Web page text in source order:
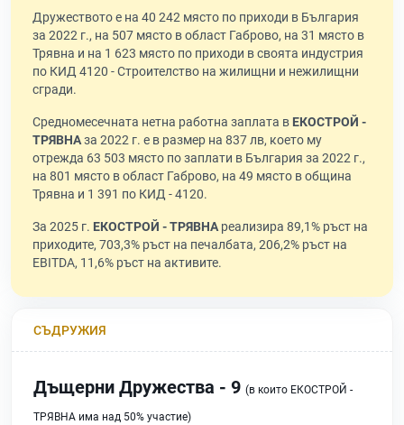
Дружеството е на 40 242 място по приходи в България
за 2022 г., на 507 място в област Габрово, на 31 място в
Трявна и на 1 623 място по приходи в своята индустрия
по КИД 4120 - Строителство на жилищни и нежилищни
сгради.
Средномесечната нетна работна заплата в ЕКОСТРОЙ -
ТРЯВНАза 2022 г. е в размер на 837 лв, което му
отрежда 63 503 място по заплати в България за 2022 г.,
на 801 място в област Габрово, на 49 място в община
Трявна и 1 391 по КИД - 4120.
За 2025 г. ЕКОСТРОЙ - ТРЯВНАреализира 89,1% ръст на
приходите, 703,3% ръст на печалбата, 206,2% ръст на
EBITDA, 11,6% ръст на активите.
СЪДРУЖИЯ
Дъщерни Дружества - 9 (в които ЕКОСТРОЙ -
ТРЯВНА има над 50% участие)